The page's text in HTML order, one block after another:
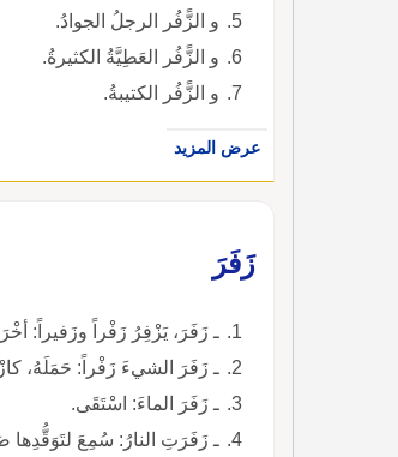
و الزًّفُر الرجلُ الجوادُ.
و الزًّفُر العَطِيَّةُ الكثيرةُ.
و الزًّفُر الكتيبةُ.
عرض المزيد
زَفَرَ
ـ زَفَرَ، يَزْفِرُ زَفْراً وزَفيراً:
ـ زَفَرَ الشيءَ زَفْراً: حَمَلَهُ،
ـ زَفَرَ الماءَ: اسْتَقَى.
ـ زَفَرَتِ النارُ: سُمِعَ